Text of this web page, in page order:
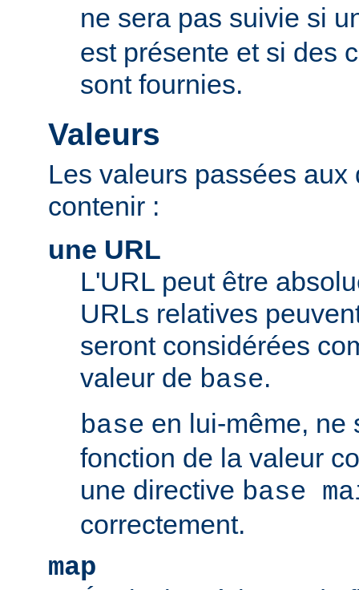
ne sera pas suivie si
est présente et si des
sont fournies.
Valeurs
Les valeurs passées
contenir :
une URL
L'URL peut être
URLs relatives
seront considérées
valeur de base.
base en lui-même, ne
fonction de la valeur
une directive base
correctement.
map